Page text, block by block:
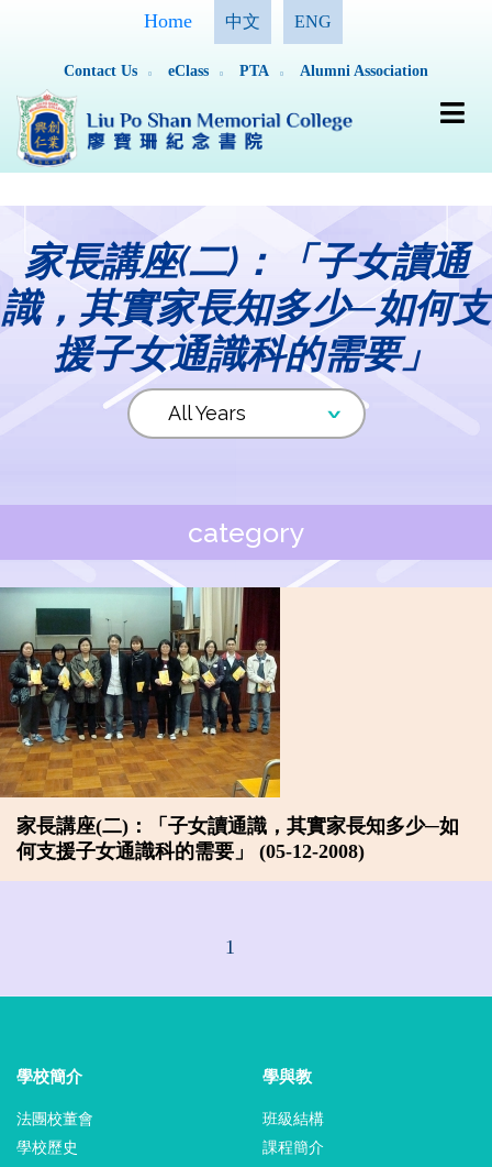
Home 中文 ENG
Contact Us eClass PTA Alumni Association
家長講座(二)：「子女讀通
識，其實家長知多少─如何支
援子女通識科的需要」
category
家長講座(二)：「子女讀通識，其實家長知多少─如
何支援子女通識科的需要」 (05-12-2008)
1
學校簡介
法團校董會
學校歷史
學與教
班級結構
課程簡介